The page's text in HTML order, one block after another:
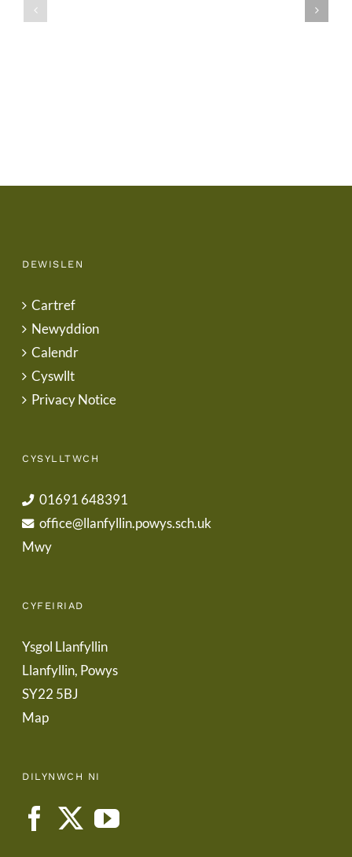
DEWISLEN
Cartref
Newyddion
Calendr
Cyswllt
Privacy Notice
CYSYLLTWCH
01691 648391
office@llanfyllin.powys.sch.uk
Mwy
CYFEIRIAD
Ysgol Llanfyllin
Llanfyllin, Powys
SY22 5BJ
Map
DILYNWCH NI